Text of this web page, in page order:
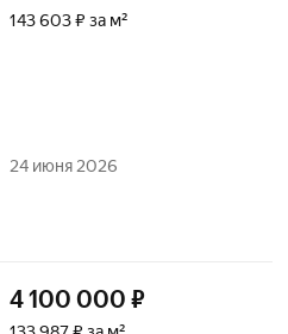
143 603 ₽ за м²
24 июня 2026
4 100 000 ₽